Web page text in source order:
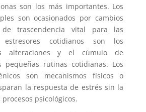
son los más importantes. Los
son ocasionados por cambios
trascendencia vital para las
estresores cotidianos son los
alteraciones y el cúmulo de
pequeñas rutinas cotidianas. Los
son mecanismos físicos o
la respuesta de estrés sin la
psicológicos.